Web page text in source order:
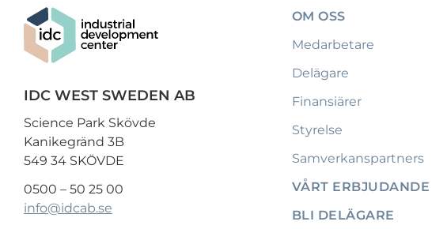
IDC WEST SWEDEN AB
Science Park Skövde
Kanikegränd 3B
549 34 SKÖVDE
0500 – 50 25 00
info@idcab.se
OM OSS
Medarbetare
Delägare
Finansiärer
Styrelse
Samverkanspartners
VÅRT ERBJUDANDE
BLI DELÄGARE